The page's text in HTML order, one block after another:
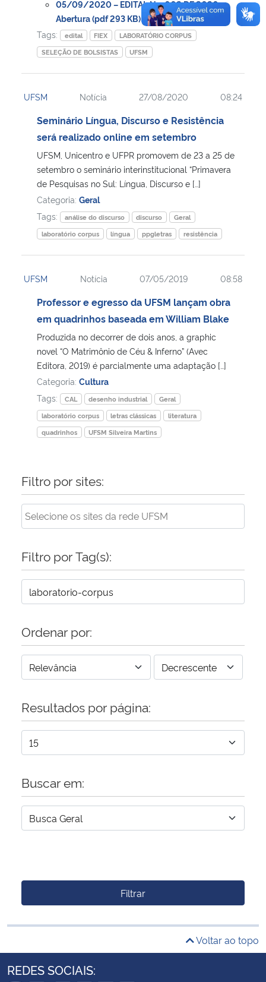
05/09/2020 – EDITAL No. 002 DE 2020… –
Abertura (pdf 293 KB)
Tags:
edital FIEX
LABORATÓRIO CORPUS
SELEÇÃO DE BOLSISTAS
UFSM
UFSM Notícia 27/08/2020 08:24
Seminário Língua, Discurso e Resistência
será realizado online em setembro
UFSM, Unicentro e UFPR promovem de 23 a 25 de
setembro o seminário interinstitucional “Primavera
de Pesquisas no Sul: Língua, Discurso e […]
Categoria: Geral
Tags:
análise do discurso discurso
Geral
laboratório corpus
língua ppgletras resistência
UFSM Notícia 07/05/2019 08:58
Professor e egresso da UFSM lançam obra
em quadrinhos baseada em William Blake
Produzida no decorrer de dois anos, a graphic
novel “O Matrimônio de Céu & Inferno” (Avec
Editora, 2019) é parcialmente uma adaptação […]
Categoria: Cultura
Tags:
CAL desenho industrial
Geral
laboratório corpus
letras clássicas
literatura
quadrinhos
UFSM Silveira Martins
Filtro por sites:
Filtro por Tag(s):
Ordenar por:
Resultados por página:
Buscar em:
Filtrar
Voltar ao topo
REDES SOCIAIS: